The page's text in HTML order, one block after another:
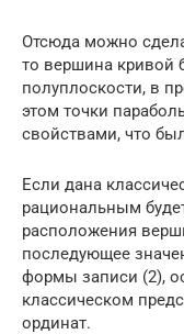
Отсюда можно
то вершина кривой
полуплоскости, в
этом точки
свойствами, что
Если дана
рациональным
расположения
последующее
формы записи (2),
классическом
ординат.